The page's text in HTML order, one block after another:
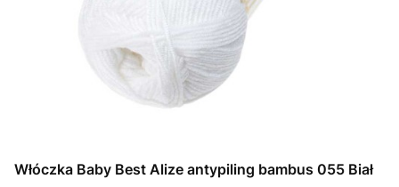
Włóczka Baby Best Alize antypiling bambus 055 Biał